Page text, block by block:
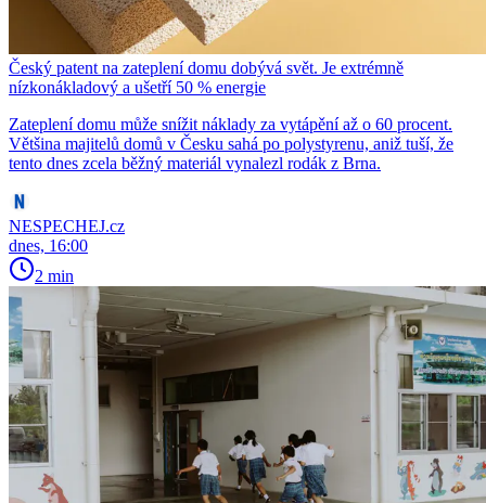
Český patent na zateplení domu dobývá svět. Je extrémně
nízkonákladový a ušetří 50 % energie
Zateplení domu může snížit náklady za vytápění až o 60 procent.
Většina majitelů domů v Česku sahá po polystyrenu, aniž tuší, že
tento dnes zcela běžný materiál vynalezl rodák z Brna.
NESPECHEJ.cz
dnes, 16:00
2 min